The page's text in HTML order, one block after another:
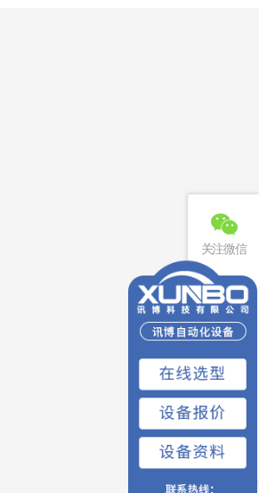
关注微信
联系电话
免费预约
回到顶部